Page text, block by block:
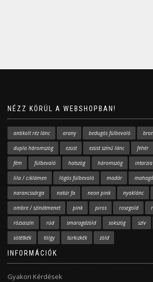
NÉZZ KÖRÜL A WEBSHOPBAN!
antikolt réz lánc arany bedugós fülbevaló
dupla háromszög ezüst ezüst színű lánc fehér
fém fülbevaló hatszög háromszög intarzia
lila / ciklámen lógós fülbevaló madár
narancssárga natúr fa neon pink nyaklánc
ombre / színátmenet pink piros rosegold
rózsaszín rúd smaragdzöld sokszög szív
sötétkék tölgy türkizkék zöld
INFORMÁCIÓK
Gyakori Kérdések